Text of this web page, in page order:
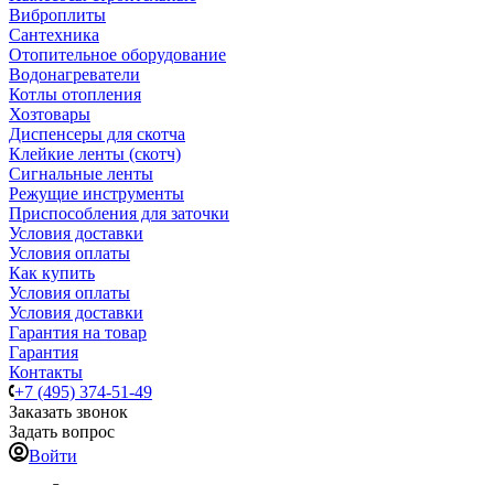
Виброплиты
Сантехника
Отопительное оборудование
Водонагреватели
Котлы отопления
Хозтовары
Диспенсеры для скотча
Клейкие ленты (скотч)
Сигнальные ленты
Режущие инструменты
Приспособления для заточки
Условия доставки
Условия оплаты
Как купить
Условия оплаты
Условия доставки
Гарантия на товар
Гарантия
Контакты
+7 (495) 374-51-49
Заказать звонок
Задать вопрос
Войти